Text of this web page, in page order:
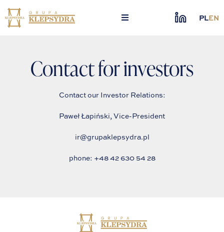
Skip
to
content
PLEN
Contact for investors
Contact our Investor Relations:
Paweł Łapiński, Vice-President
ir@grupaklepsydra.pl
phone: +48 42 630 54 28